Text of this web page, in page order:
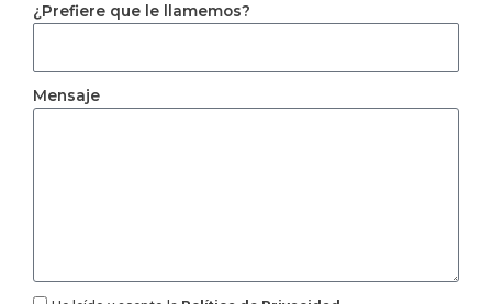
¿Prefiere que le llamemos?
Mensaje